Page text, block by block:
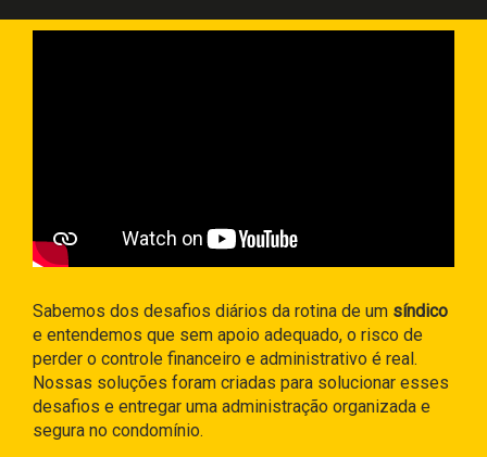
Sabemos dos desafios diários da rotina de um síndico
e entendemos que sem apoio adequado, o risco de
perder o controle financeiro e administrativo é real.
Nossas soluções foram criadas para solucionar esses
desafios e entregar uma administração organizada e
segura no condomínio.